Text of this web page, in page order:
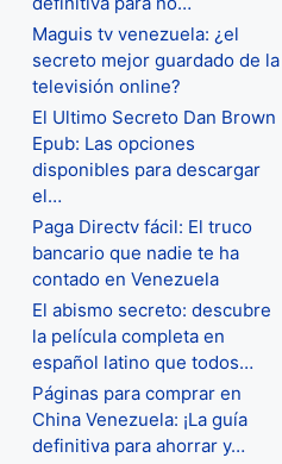
Maguis tv venezuela: ¿el
secreto mejor guardado de la
televisión online?
El Ultimo Secreto Dan Brown
Epub: Las opciones
disponibles para descargar
el…
Paga Directv fácil: El truco
bancario que nadie te ha
contado en Venezuela
El abismo secreto: descubre
la película completa en
español latino que todos…
Páginas para comprar en
China Venezuela: ¡La guía
definitiva para ahorrar y…